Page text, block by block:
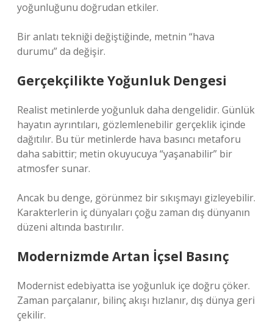
yoğunluğunu doğrudan etkiler.
Bir anlatı tekniği değiştiğinde, metnin “hava
durumu” da değişir.
Gerçekçilikte Yoğunluk Dengesi
Realist metinlerde yoğunluk daha dengelidir. Günlük
hayatın ayrıntıları, gözlemlenebilir gerçeklik içinde
dağıtılır. Bu tür metinlerde hava basıncı metaforu
daha sabittir; metin okuyucuya “yaşanabilir” bir
atmosfer sunar.
Ancak bu denge, görünmez bir sıkışmayı gizleyebilir.
Karakterlerin iç dünyaları çoğu zaman dış dünyanın
düzeni altında bastırılır.
Modernizmde Artan İçsel Basınç
Modernist edebiyatta ise yoğunluk içe doğru çöker.
Zaman parçalanır, bilinç akışı hızlanır, dış dünya geri
çekilir.